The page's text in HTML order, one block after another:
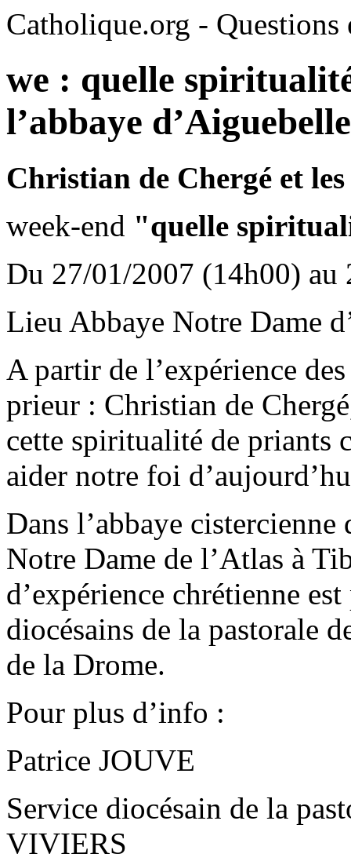
Catholique.org - Questions
we : quelle
l’abbaye
Christian de Chergé et
week-end "quelle
Du 27/01/2007 (14h00) au
Lieu Abbaye Notre Dame
A partir de l’expérience
prieur : Christian de
cette spiritualité de priants
aider notre foi
Dans l’abbaye
Notre Dame de l’Atlas à
d’expérience chrétienne
diocésains de la pastorale
de la Drome.
Pour plus d’info :
Patrice JOUVE
Service diocésain de la
VIVIERS